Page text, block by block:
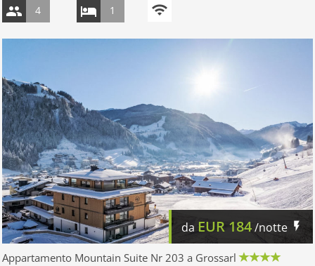
4 1
da EUR 184/notte
Appartamento Mountain Suite Nr 203 a Grossarl